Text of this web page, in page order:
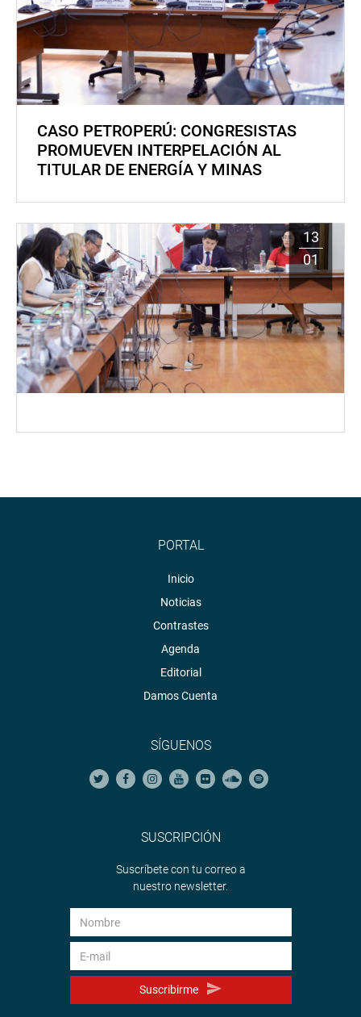
CASO PETROPERÚ: CONGRESISTAS
PROMUEVEN INTERPELACIÓN AL
TITULAR DE ENERGÍA Y MINAS
13
01
PORTAL
Inicio
Noticias
Contrastes
Agenda
Editorial
Damos Cuenta
SÍGUENOS
SUSCRIPCIÓN
Suscríbete con tu correo a
nuestro newsletter.
Suscribirme